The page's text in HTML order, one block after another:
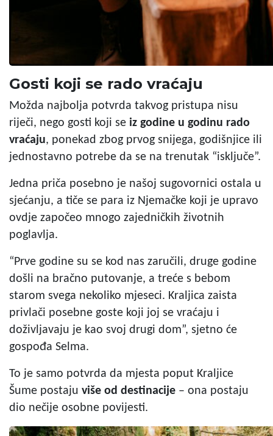
Gosti koji se rado vraćaju
Možda najbolja potvrda takvog pristupa nisu
riječi, nego gosti koji se iz godine u godinu rado
vraćaju, ponekad zbog prvog snijega, godišnjice ili
jednostavno potrebe da se na trenutak “isključe”.
Jedna priča posebno je našoj sugovornici ostala u
sjećanju, a tiče se para iz Njemačke koji je upravo
ovdje započeo mnogo zajedničkih životnih
poglavlja.
“Prve godine su se kod nas zaručili, druge godine
došli na bračno putovanje, a treće s bebom
starom svega nekoliko mjeseci. Kraljica zaista
privlači posebne goste koji joj se vraćaju i
doživljavaju je kao svoj drugi dom”, sjetno će
gospođa Selma.
To je samo potvrda da mjesta poput Kraljice
Šume postaju više od destinacije – ona postaju
dio nečije osobne povijesti.